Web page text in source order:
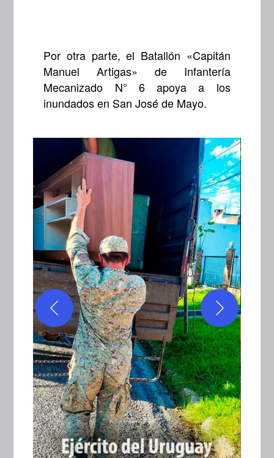
Por otra parte, el Batallón «Capitán
Manuel Artigas» de Infantería
Mecanizado N° 6 apoya a los
inundados en San José de Mayo.